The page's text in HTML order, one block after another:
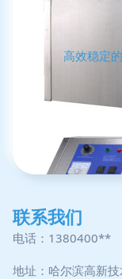
高效稳定
联系我们
电话：1380400**
地址：哈尔滨高新